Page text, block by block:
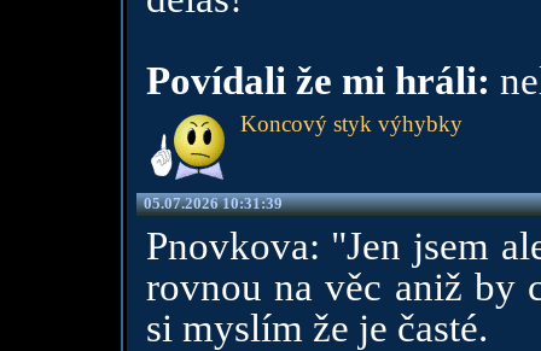
Povídali že mi hráli:
Koncový styk výhybky
05.07.2026 10:31:39
Pnovkova: "Jen jsem
rovnou na věc aniž by
si myslím že je časté.